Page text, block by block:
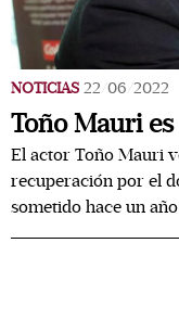
NOTICIAS 22/06/2022
Toño Mauri
El actor Toño Mauri
recuperación por el
sometido hace un